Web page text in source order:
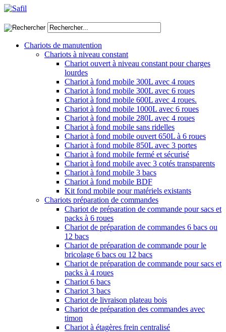
Chariots de manutention
Chariots à niveau constant
Chariot ouvert à niveau constant pour charges
lourdes
Chariot à fond mobile 300L avec 4 roues
Chariot à fond mobile 300L avec 6 roues
Chariot à fond mobile 600L avec 4 roues.
Chariot à fond mobile 1000L avec 6 roues
Chariot à fond mobile 280L avec 4 roues
Chariot à fond mobile sans ridelles
Chariot à fond mobile ouvert 650L à 6 roues
Chariot à fond mobile 850L avec 3 portes
Chariot à fond mobile fermé et sécurisé
Chariot à fond mobile avec 3 cotés transparents
Chariot à fond mobile 3 bacs
Chariot à fond mobile BDF
Kit fond mobile pour matériels existants
Chariots préparation de commandes
Chariot de préparation de commande pour sacs et
packs à 6 roues
Chariot de préparation de commandes 6 bacs ou
12 bacs
Chariot de préparation de commande pour le
bricolage 6 bacs ou 12 bacs
Chariot de préparation de commande pour sacs et
packs à 4 roues
Chariot 6 bacs
Chariot 3 bacs
Chariot de livraison plateau bois
Chariot de préparation des commandes avec
timon
Chariot à étagères frein centralisé